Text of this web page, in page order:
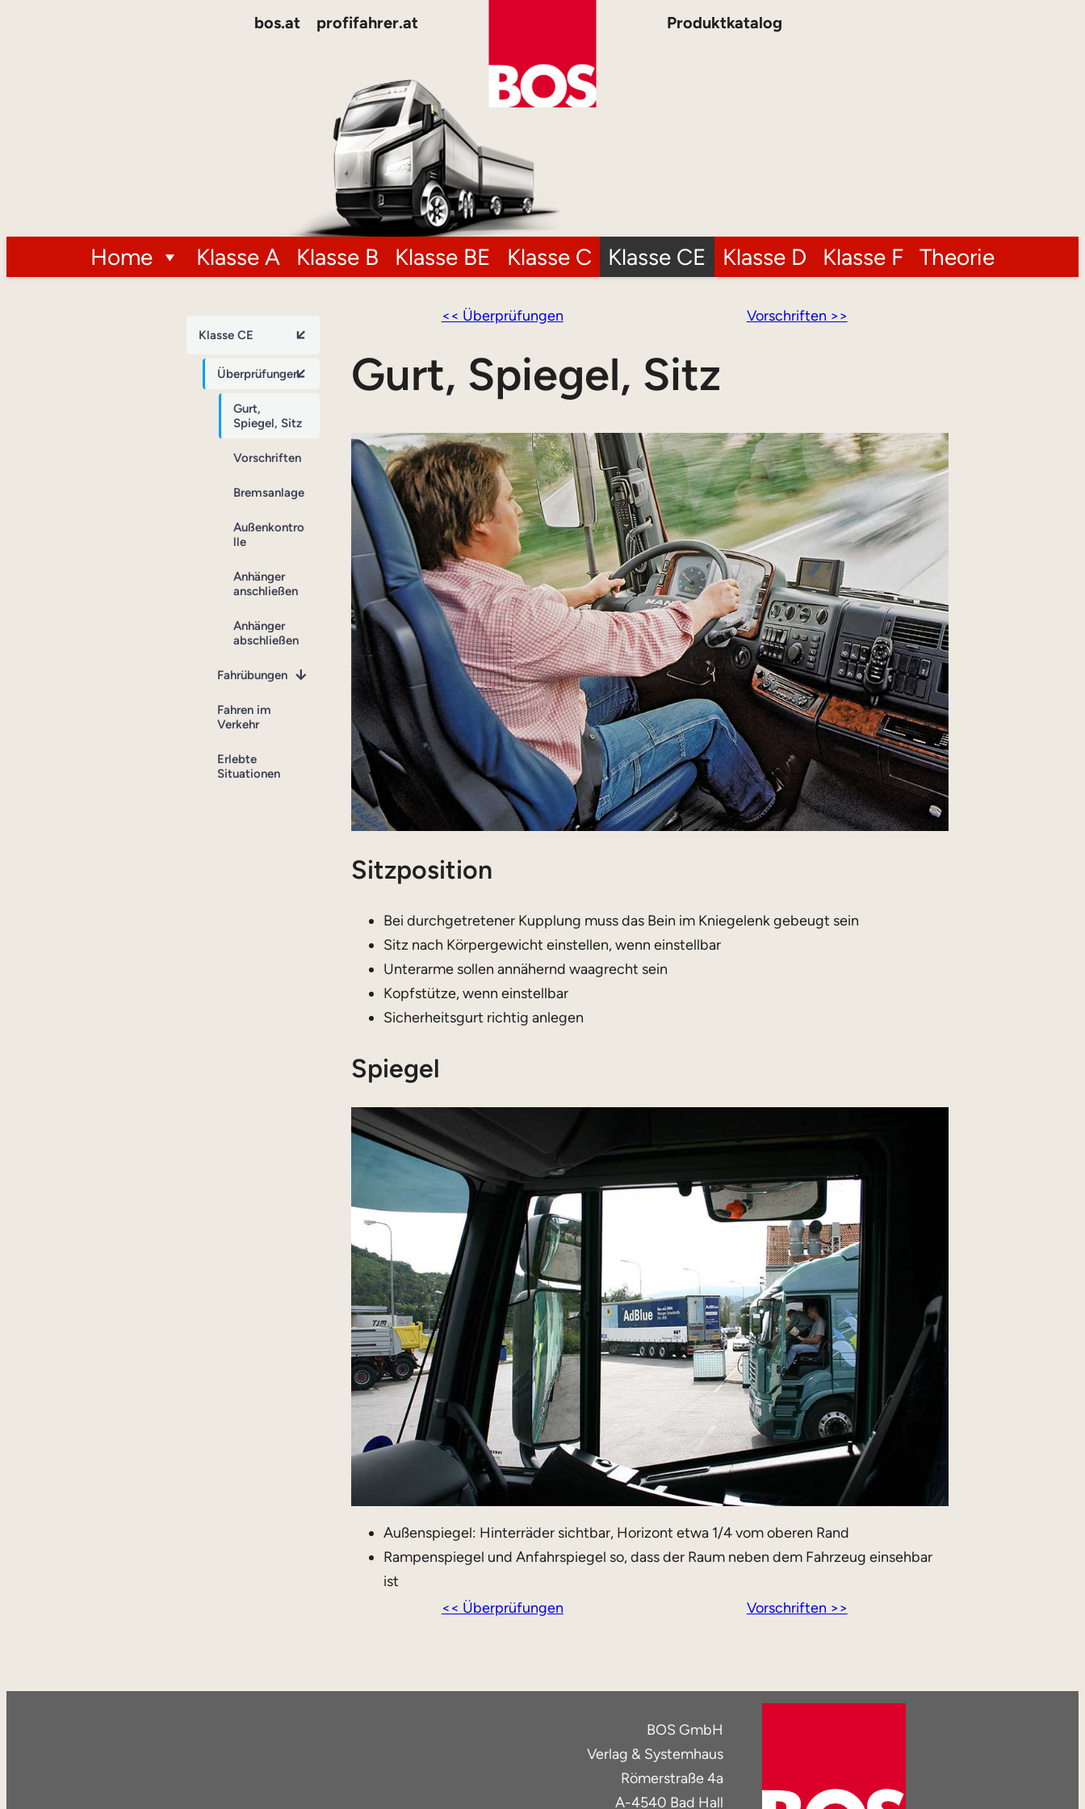
bos.at profifahrer.at Produktkatalog
Home Klasse A Klasse B Klasse BE Klasse C Klasse CE Klasse D Klasse F Theorie
Klasse CE
Überprüfungen
Gurt,
Spiegel, Sitz
Vorschriften
Bremsanlage
Außenkontro
lle
Anhänger
anschließen
Anhänger
abschließen
Fahrübungen
Fahren im
Verkehr
Erlebte
Situationen
<< Überprüfungen Vorschriften >>
Gurt, Spiegel, Sitz
Sitzposition
Bei durchgetretener Kupplung muss das Bein im Kniegelenk gebeugt sein
Sitz nach Körpergewicht einstellen, wenn einstellbar
Unterarme sollen annähernd waagrecht sein
Kopfstütze, wenn einstellbar
Sicherheitsgurt richtig anlegen
Spiegel
Außenspiegel: Hinterräder sichtbar, Horizont etwa 1/4 vom oberen Rand
Rampenspiegel und Anfahrspiegel so, dass der Raum neben dem Fahrzeug einsehbar
ist
<< Überprüfungen
Vorschriften >>
BOS GmbH
Verlag & Systemhaus
Römerstraße 4a
A-4540 Bad Hall